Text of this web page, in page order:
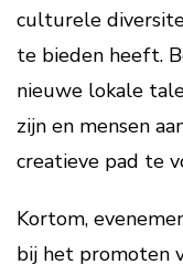
culturele
te bieden heeft.
nieuwe lokale
zijn en mensen
creatieve pad te
Kortom,
bij het promoten